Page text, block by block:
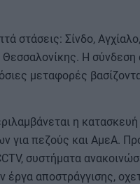
στάσεις: Σίνδο,
Η σύνδεση
μεταφορές
η
για πεζούς και ΑμεΑ.
συστήματα
αποστράγγισης,